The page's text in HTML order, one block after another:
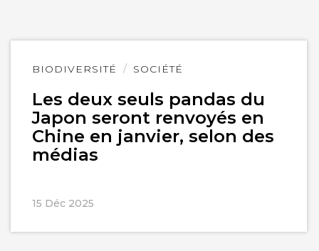
BIODIVERSITÉ SOCIÉTÉ
Les deux seuls pandas du
Japon seront renvoyés en
Chine en janvier, selon des
médias
15 Déc 2025
Lire